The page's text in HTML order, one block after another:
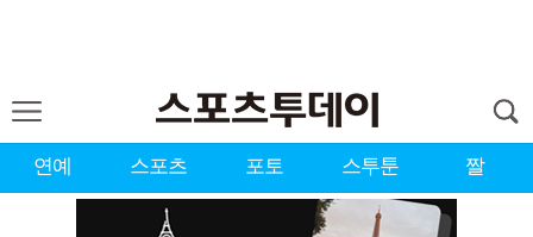
연예 스포츠 포토 스투툰 짤